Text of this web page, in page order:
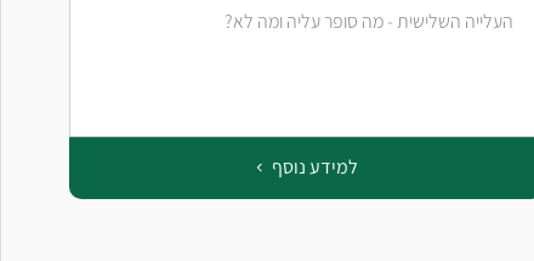
העלייה השלישית - מה סופר עליה ומה לא?
למידע נוסף